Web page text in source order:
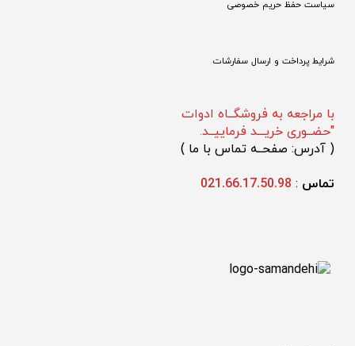
سیاست حفظ حریم خصوصی
شرایط پرداخت و ارسال سفارشات
با مراجعه به فروشگــاه ادوات
"حضــوری خریـــد فرماییــد.
( آدرس: صفحــه تماس با ما )
تماس :
021.66.17.50.98